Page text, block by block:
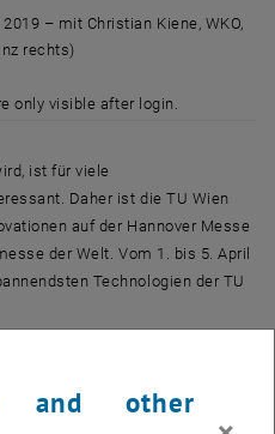
– mit Christian Kiene, WKO,
rechts)
only visible after login.
ist für viele
Daher ist die TU Wien
auf der Hannover Messe
der Welt. Vom 1. bis 5. April
Technologien der TU
u.v.m.
sorgten für viel
and other